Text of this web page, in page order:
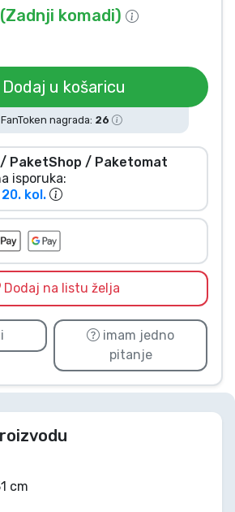
komadi)
Dodaj u košaricu
nagrada: 26
/ PaketShop / Paketomat
isporuka:
kol.
Dodaj na listu želja
imam jedno
pitanje
cm